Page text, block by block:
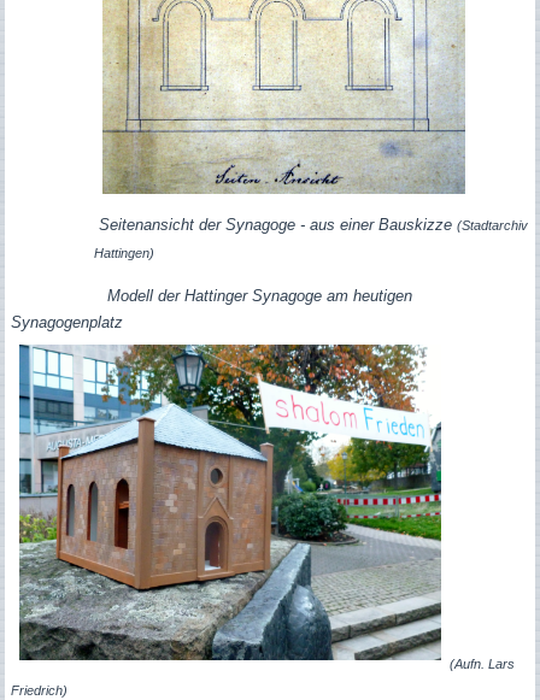
Seitenansicht der Synagoge - aus einer Bauskizze (Stadtarchiv
Hattingen)
Modell der Hattinger Synagoge am heutigen
Synagogenplatz
(Aufn. Lars
Friedrich)